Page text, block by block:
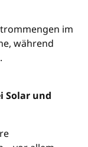
im
während
Solar und